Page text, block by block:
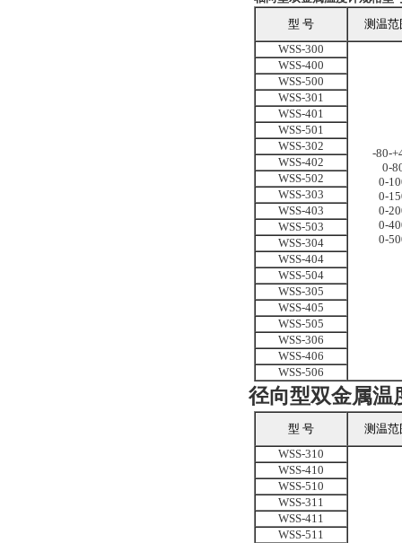
型 号
测温
WSS-300
-80-+
0-
0-
0-
0-
0-
0-
WSS-400
WSS-500
WSS-301
WSS-401
WSS-501
WSS-302
WSS-402
WSS-502
WSS-303
WSS-403
WSS-503
WSS-304
WSS-404
WSS-504
WSS-305
WSS-405
WSS-505
WSS-306
WSS-406
WSS-506
径向型双金属温
型 号
测温
WSS-310
WSS-410
WSS-510
WSS-311
WSS-411
WSS-511